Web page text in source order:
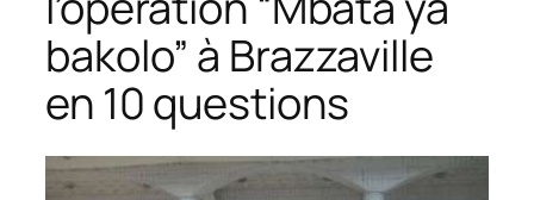
bakolo” à Brazzaville
en 10 questions